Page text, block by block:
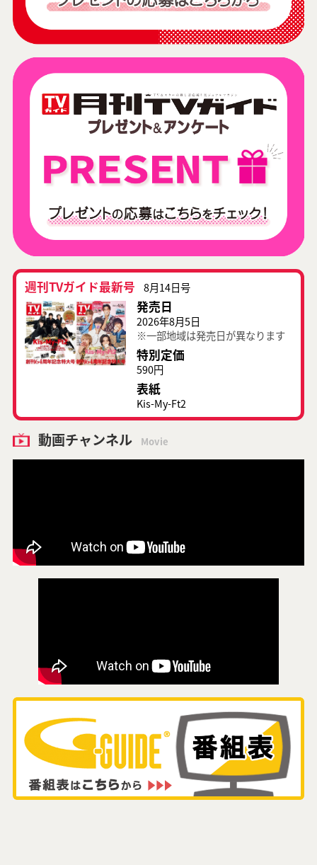
週刊TVガイド最新号 8月14日号
発売日
2026年8月5日
※一部地域は発売日が異なります
特別定価
590円
表紙
Kis-My-Ft2
動画チャンネル Movie